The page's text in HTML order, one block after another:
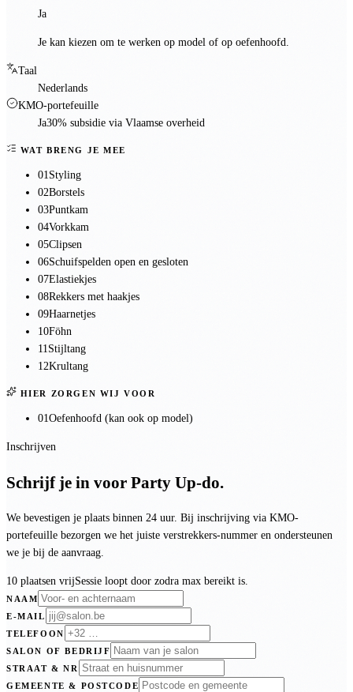
Ja
Je kan kiezen om te werken op model of op oefenhoofd.
Taal
Nederlands
KMO-portefeuille
Ja30% subsidie via Vlaamse overheid
WAT BRENG JE MEE
01Styling
02Borstels
03Puntkam
04Vorkkam
05Clipsen
06Schuifspelden open en gesloten
07Elastiekjes
08Rekkers met haakjes
09Haarnetjes
10Föhn
11Stijltang
12Krultang
HIER ZORGEN WIJ VOOR
01Oefenhoofd (kan ook op model)
Inschrijven
Schrijf je in voor Party Up-do.
We bevestigen je plaats binnen 24 uur. Bij inschrijving via KMO-
portefeuille bezorgen we het juiste verstrekkers-nummer en ondersteunen
we je bij de aanvraag.
10 plaatsen vrijSessie loopt door zodra max bereikt is.
NAAM
E-MAIL
TELEFOON
SALON OF BEDRIJF
STRAAT & NR
GEMEENTE & POSTCODE